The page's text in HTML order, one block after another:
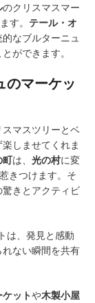
のクリスマスマー
す。 テール・オ
なブルターニュ
ができます。
のマーケッ
マスツリーとベ
しませてくれま
町は、 光の村に変
きつけます。そ
きとアクティビ
は、発見と感動
ない瞬間を共有
ケットや木製小屋